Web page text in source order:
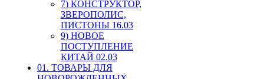
7) КОНСТРУКТОР,
ЗВЕРОПОЛИС,
ПИСТОНЫ 16.03
9) НОВОЕ
ПОСТУПЛЕНИЕ
КИТАЙ 02.03
01. ТОВАРЫ ДЛЯ